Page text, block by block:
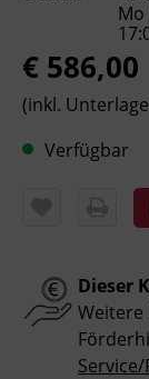
Mo
€ 586,00
(inkl.
Verfügbar
Dieser
Weitere